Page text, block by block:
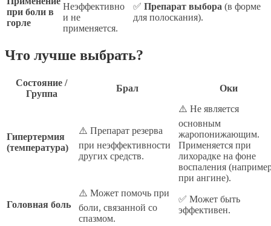
при боли в
горле
Неэффективно
и не
применяется.
✅ Препарат выбора (в форме
для полоскания).
Что лучше выбрать?
Состояние /
Группа
Брал Оки
Гипертермия
(температура)
⚠️ Препарат резерва
при неэффективности
других средств.
⚠️ Не является
основным
жаропонижающим.
Применяется при
лихорадке на фоне
воспаления
при ангине).
Головная боль
⚠️ Может помочь при
боли, связанной со
спазмом.
✅ Может быть
эффективен.